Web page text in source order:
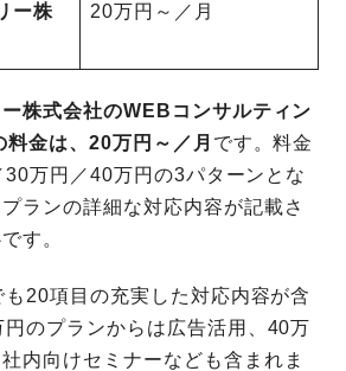
ー株
20万円～／月
株式会社のWEBコンサルティン
金は、20万円～／月 です。料金
万円／40万円の3パターンとな
ランの詳細な対応内容が記載さ
す。
20項目の充実した対応内容が含
円のプランからは広告活用、40万
内向けセミナーなども含まれま